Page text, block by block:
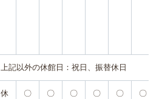
上記以外の休館日：祝日、振替休日
休 〇 〇 〇 〇 〇 〇